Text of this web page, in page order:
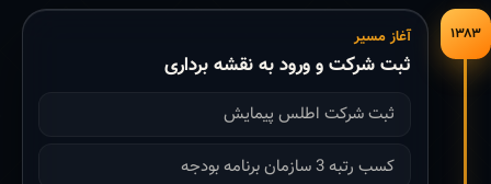
۱۳۸۳ آغاز مسیر
ثبت شرکت و ورود به نقشه برداری
ثبت شرکت اطلس پیمایش
کسب رتبه 3 سازمان برنامه بودجه